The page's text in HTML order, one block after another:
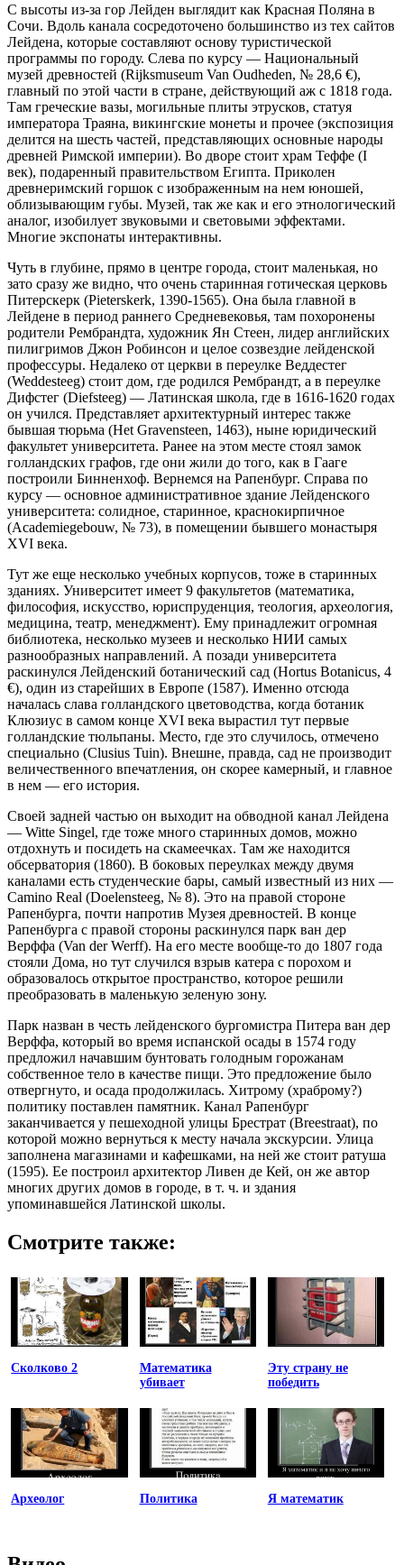
С высоты из-за гор Лейден выглядит как Красная Поляна в
Сочи. Вдоль канала сосредоточено большинство из тех сайтов
Лейдена, которые составляют основу туристической
программы по городу. Слева по курсу — Национальный
музей древностей (Rijksmuseum Van Oudheden, № 28,6 €),
главный по этой части в стране, действующий аж с 1818 года.
Там греческие вазы, могильные плиты этрусков, статуя
императора Траяна, викингские монеты и прочее (экспозиция
делится на шесть частей, представляющих основные народы
древней Римской империи). Во дворе стоит храм Теффе (I
век), подаренный правительством Египта. Приколен
древнеримский горшок с изображенным на нем юношей,
облизывающим губы. Музей, так же как и его этнологический
аналог, изобилует звуковыми и световыми эффектами.
Многие экспонаты интерактивны.
Чуть в глубине, прямо в центре города, стоит маленькая, но
зато сразу же видно, что очень старинная готическая церковь
Питерскерк (Pieterskerk, 1390-1565). Она была главной в
Лейдене в период раннего Средневековья, там похоронены
родители Рембрандта, художник Ян Стеен, лидер английских
пилигримов Джон Робинсон и целое созвездие лейденской
профессуры. Недалеко от церкви в переулке Веддестег
(Weddesteeg) стоит дом, где родился Рембрандт, а в переулке
Дифстег (Diefsteeg) — Латинская школа, где в 1616-1620 годах
он учился. Представляет архитектурный интерес также
бывшая тюрьма (Het Gravensteen, 1463), ныне юридический
факультет университета. Ранее на этом месте стоял замок
голландских графов, где они жили до того, как в Гааге
построили Бинненхоф. Вернемся на Рапенбург. Справа по
курсу — основное административное здание Лейденского
университета: солидное, старинное, краснокирпичное
(Academiegebouw, № 73), в помещении бывшего монастыря
XVI века.
Тут же еще несколько учебных корпусов, тоже в старинных
зданиях. Университет имеет 9 факультетов (математика,
философия, искусство, юриспруденция, теология, археология,
медицина, театр, менеджмент). Ему принадлежит огромная
библиотека, несколько музеев и несколько НИИ самых
разнообразных направлений. А позади университета
раскинулся Лейденский ботанический сад (Hortus Botanicus, 4
€), один из старейших в Европе (1587). Именно отсюда
началась слава голландского цветоводства, когда ботаник
Клюзиус в самом конце XVI века вырастил тут первые
голландские тюльпаны. Место, где это случилось, отмечено
специально (Clusius Tuin). Внешне, правда, сад не производит
величественного впечатления, он скорее камерный, и главное
в нем — его история.
Своей задней частью он выходит на обводной канал Лейдена
— Witte Singel, где тоже много старинных домов, можно
отдохнуть и посидеть на скамеечках. Там же находится
обсерватория (1860). В боковых переулках между двумя
каналами есть студенческие бары, самый известный из них —
Camino Real (Doelensteeg, № 8). Это на правой стороне
Рапенбурга, почти напротив Музея древностей. В конце
Рапенбурга с правой стороны раскинулся парк ван дер
Верффа (Van der Werff). На его месте вообще-то до 1807 года
стояли Дома, но тут случился взрыв катера с порохом и
образовалось открытое пространство, которое решили
преобразовать в маленькую зеленую зону.
Парк назван в честь лейденского бургомистра Питера ван дер
Верффа, который во время испанской осады в 1574 году
предложил начавшим бунтовать голодным горожанам
собственное тело в качестве пищи. Это предложение было
отвергнуто, и осада продолжилась. Хитрому (храброму?)
политику поставлен памятник. Канал Рапенбург
заканчивается у пешеходной улицы Брестрат (Breestraat), по
которой можно вернуться к месту начала экскурсии. Улица
заполнена магазинами и кафешками, на ней же стоит ратуша
(1595). Ее построил архитектор Ливен де Кей, он же автор
многих других домов в городе, в т. ч. и здания
упоминавшейся Латинской школы.
Смотрите также:
Сколково 2
Математика
убивает
Эту страну не
победить
Археолог Политика Я математик